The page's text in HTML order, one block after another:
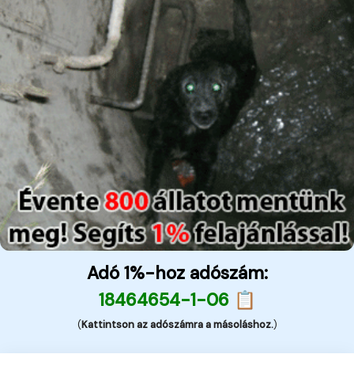
Adó 1%-hoz adószám:
18464654-1-06 📋
(Kattintson az adószámra a másoláshoz.)